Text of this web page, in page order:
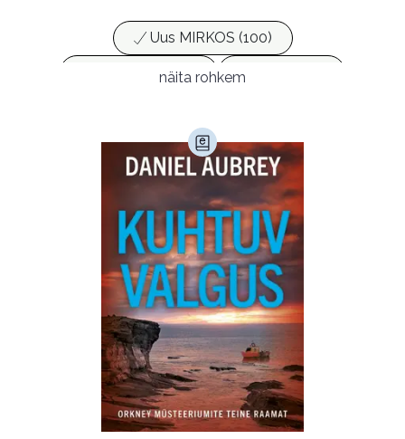
Uus MIRKOS (100)
Populaarsed (25)
Ajakirjad (17)
Armastusromaanid (294)
Audioperioodika
Biograafiad (229)
Eesti kirjandus (1778)
Ettevõtlus (30)
Filoloogia (121)
Filosoofia (148)
Geograafia (65)
Haridus (20)
Ilukirjandus (4259)
näita rohkem